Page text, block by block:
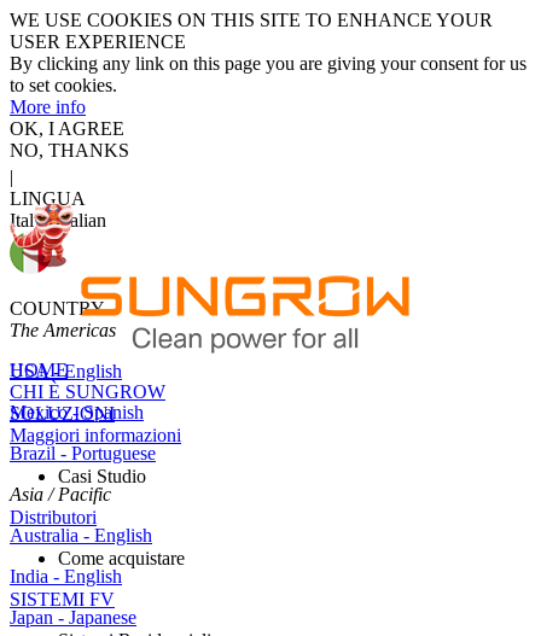
WE USE COOKIES ON THIS SITE TO ENHANCE YOUR
USER EXPERIENCE
By clicking any link on this page you are giving your consent for us
to set cookies.
More info
OK, I AGREE
NO, THANKS
|
LINGUA
Italy - Italian
COUNTRY
The Americas
USA - English
Mexico - Spanish
Brazil - Portuguese
Asia / Pacific
Australia - English
India - English
Japan - Japanese
HOME
CHI È SUNGROW
SOLUZIONI
Maggiori informazioni
Casi Studio
Distributori
Come acquistare
SISTEMI FV